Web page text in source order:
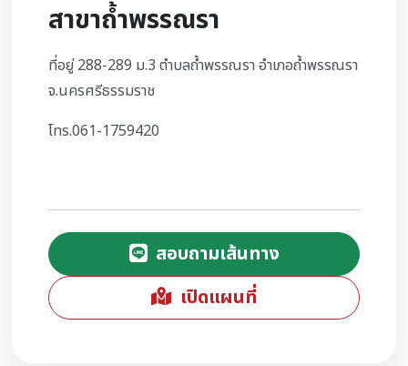
สาขาถ้ำพรรณรา
ที่อยู่ 288-289 ม.3 ตำบลถ้ำพรรณรา อำเภอถ้ำพรรณรา
จ.นครศรีธรรมราช
โทร.061-1759420
สอบถามเส้นทาง
เปิดแผนที่